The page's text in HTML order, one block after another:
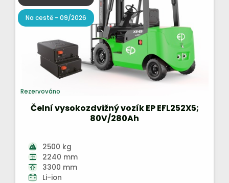
Na cestě - 09/2026
Rezervováno
Čelní vysokozdvižný vozík EP EFL252X5;
80V/280Ah
2500 kg
2240 mm
3300 mm
Li-ion